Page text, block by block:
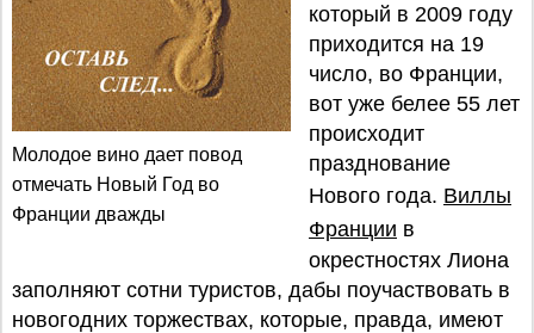
Молодое вино дает повод
отмечать Новый Год во
Франции дважды
который в 2009 году
приходится на 19
число, во Франции,
вот уже белее 55 лет
происходит
празднование
Нового года. Виллы
Франции в
окрестностях Лиона
заполняют сотни туристов, дабы поучаствовать в
новогодних торжествах, которые, правда, имеют